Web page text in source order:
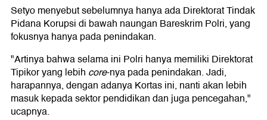
Setyo menyebut sebelumnya hanya ada Direktorat Tindak
Pidana Korupsi di bawah naungan Bareskrim Polri, yang
fokusnya hanya pada penindakan.
"Artinya bahwa selama ini Polri hanya memiliki Direktorat
Tipikor yang lebih core-nya pada penindakan. Jadi,
harapannya, dengan adanya Kortas ini, nanti akan lebih
masuk kepada sektor pendidikan dan juga pencegahan,"
ucapnya.